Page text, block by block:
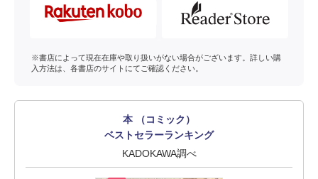
※書店によって現在在庫や取り扱いがない場合がございます。詳しい購
入方法は、各書店のサイトにてご確認ください。
本 （コミック）
ベストセラーランキング
KADOKAWA調べ